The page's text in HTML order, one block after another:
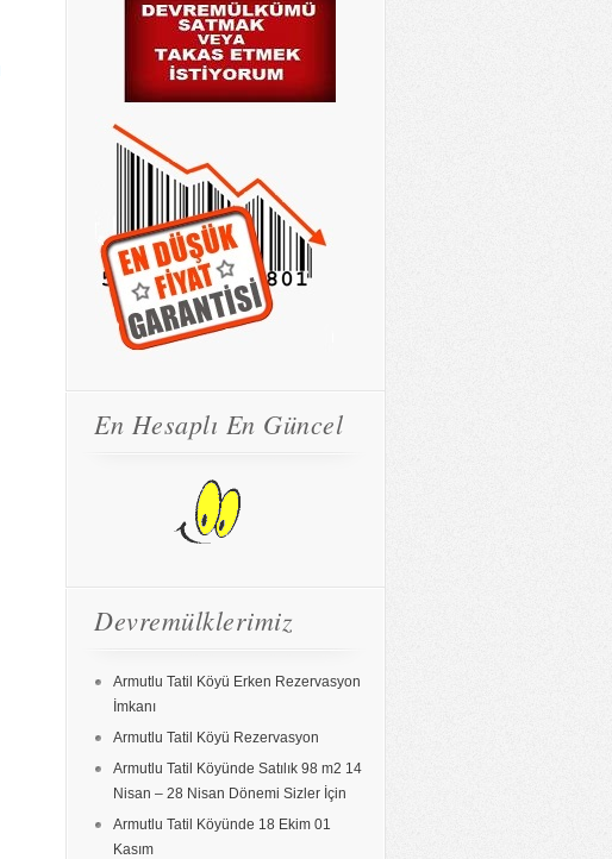
En Hesaplı En Güncel
Devremülklerimiz
Armutlu Tatil Köyü Erken Rezervasyon
İmkanı
Armutlu Tatil Köyü Rezervasyon
Armutlu Tatil Köyünde Satılık 98 m2 14
Nisan – 28 Nisan Dönemi Sizler İçin
Armutlu Tatil Köyünde 18 Ekim 01
Kasım